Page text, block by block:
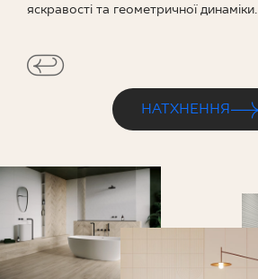
яскравості та геометричної динаміки.
НАТХНЕННЯ